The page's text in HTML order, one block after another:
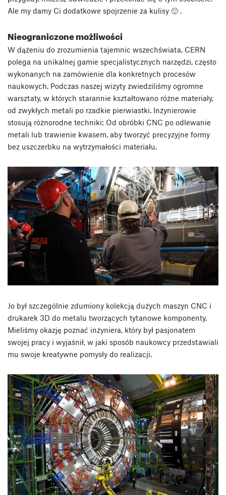
Ale my damy Ci dodatkowe spojrzenie za kulisy 🙂 .
Nieograniczone możliwości
W dążeniu do zrozumienia tajemnic wszechświata, CERN
polega na unikalnej gamie specjalistycznych narzędzi, często
wykonanych na zamówienie dla konkretnych procesów
naukowych. Podczas naszej wizyty zwiedziliśmy ogromne
warsztaty, w których starannie kształtowano różne materiały,
od zwykłych metali po rzadkie pierwiastki. Inżynierowie
stosują różnorodne techniki: Od obróbki CNC po odlewanie
metali lub trawienie kwasem, aby tworzyć precyzyjne formy
bez uszczerbku na wytrzymałości materiału.
Jo był szczególnie zdumiony kolekcją dużych maszyn CNC i
drukarek 3D do metalu tworzących tytanowe komponenty.
Mieliśmy okazję poznać inżyniera, który był pasjonatem
swojej pracy i wyjaśnił, w jaki sposób naukowcy przedstawiali
mu swoje kreatywne pomysły do realizacji.